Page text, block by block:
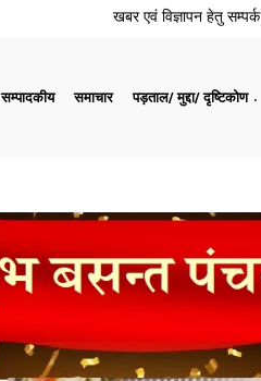
खबर एवं विज्ञापन हेतु
सम्पादकीय समाचार पड़ताल/ मुद्दा/ दृष्टिकोण